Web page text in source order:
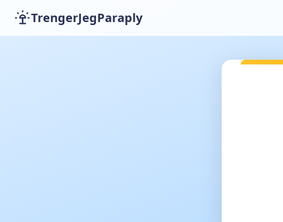
TrengerJegParaply